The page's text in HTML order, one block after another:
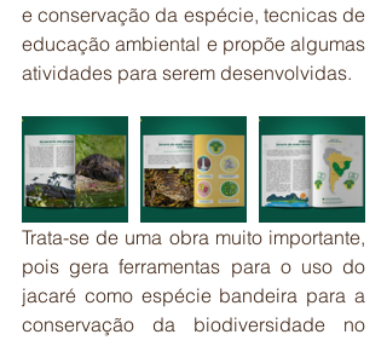
e conservação da espécie, tecnicas de
educação ambiental e propõe algumas
atividades para serem desenvolvidas.
Trata-se de uma obra muito importante,
pois gera ferramentas para o uso do
jacaré como espécie bandeira para a
conservação da biodiversidade no